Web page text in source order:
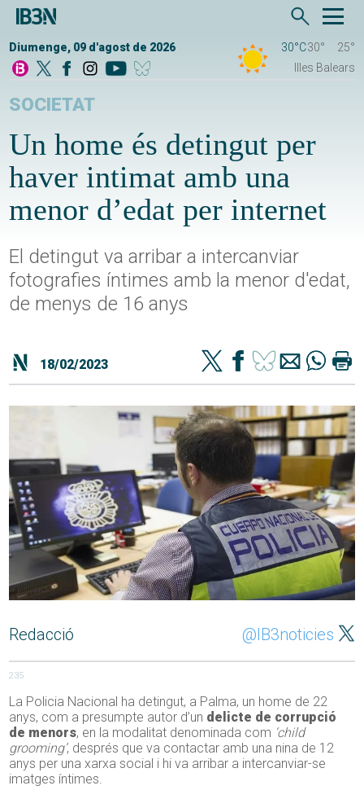
Diumenge, 09 d'agost de 2026 30°C30°
25°
Illes Balears
SOCIETAT
Un home és detingut per
haver intimat amb una
menor d’edat per internet
El detingut va arribar a intercanviar
fotografies íntimes amb la menor d'edat,
de menys de 16 anys
18/02/2023
Redacció @IB3noticies
235
La Policia Nacional ha detingut, a Palma, un home de 22
anys, com a presumpte autor d’un delicte de corrupció
de menors, en la modalitat denominada com ‘child
grooming’, després que va contactar amb una nina de 12
anys per una xarxa social i hi va arribar a intercanviar-se
imatges íntimes.